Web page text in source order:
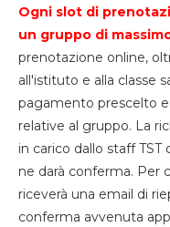
Ogni slot di
un gruppo di
prenotazione online,
all'istituto e alla classe
pagamento prescelto
relative al gruppo. La
in carico dallo staff
ne darà conferma. Per
riceverà una email di
conferma avvenuta